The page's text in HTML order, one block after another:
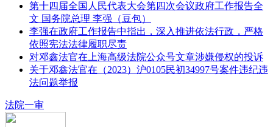
第十四届全国人民代表大会第四次会议政府工作报告全
文 国务院总理 李强（豆包）
李强在政府工作报告中指出，深入推进依法行政，严格
依照宪法法律履职尽责
对邓鑫法官在上海高级法院公众号文章涉嫌侵权的投诉
关于邓鑫法官在（2023）沪0105民初34997号案件违纪违
法问题举报
法院一审